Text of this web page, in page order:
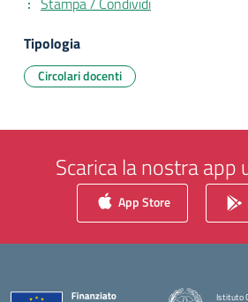
Tipologia
Circolari docenti
Scarica la nostra app
App Store
Istituto